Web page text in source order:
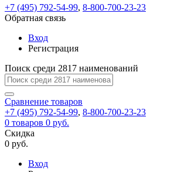
по
ней
для
регистрации.
Ок
Запомнить
меня
Забыли
Мы
отправим
ссылку
на
указанный
электронный
адрес,
перейдя
по
которой
вы
новый
test@test.ru
отправлена
ссылка.
Перейдите
по
для
смены
пароля.
Сменить
Войти
Сообщение
пользовательского
соглашения
+7 (495) 792-54-99, 8-800-700-23-23
Обратная связь
Вход
Регистрация
Поиск среди 2817 наименований
Сравнение товаров
+7 (495) 792-54-99, 8-800-700-23-23
0 товаров 0 руб.
Скидка
0 руб.
Вход